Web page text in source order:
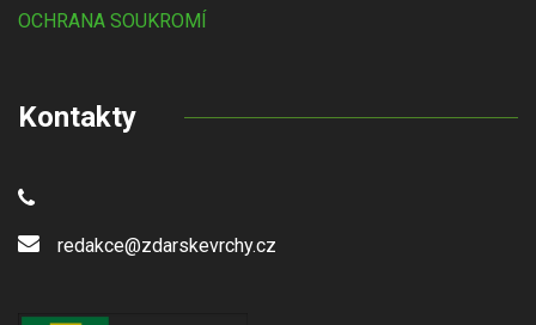
OCHRANA SOUKROMÍ
Kontakty
redakce@zdarskevrchy.cz